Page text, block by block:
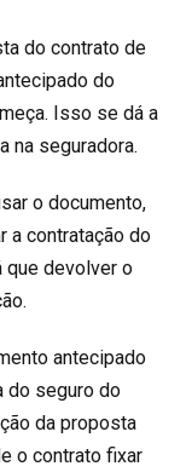
do contrato de
do
Isso se dá a
na seguradora.
o documento,
a contratação do
que devolver o
antecipado
do seguro do
da proposta
o contrato fixar